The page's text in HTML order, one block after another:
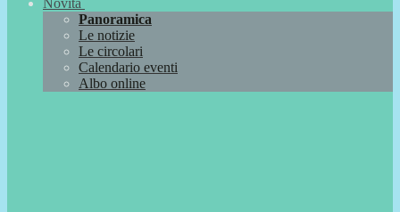
Novità
Panoramica
Le notizie
Le circolari
Calendario eventi
Albo online